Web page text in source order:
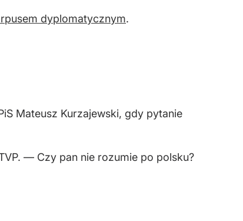
dyplomatycznym.
Mateusz Kurzajewski, gdy pytanie
— Czy pan nie rozumie po polsku?